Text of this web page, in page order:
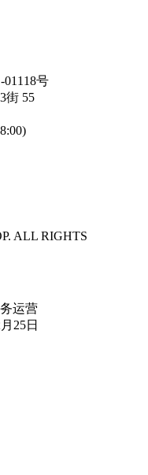
01118号
街 55
ALL RIGHTS
运营
25日